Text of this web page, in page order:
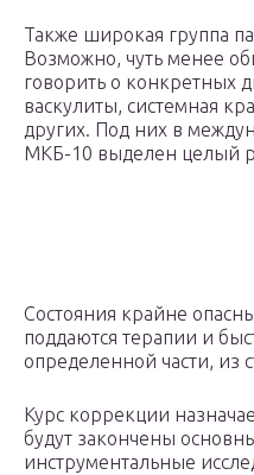
Также широкая группа
Возможно, чуть менее
говорить о конкретных
васкулиты, системная
других. Под них в
МКБ-10 выделен целый
Состояния крайне
поддаются терапии и
определенной части, из
Курс коррекции
будут закончены
инструментальные